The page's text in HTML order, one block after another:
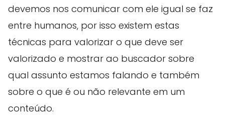
devemos nos comunicar com ele igual se faz
entre humanos, por isso existem estas
técnicas para valorizar o que deve ser
valorizado e mostrar ao buscador sobre
qual assunto estamos falando e também
sobre o que é ou não relevante em um
conteúdo.